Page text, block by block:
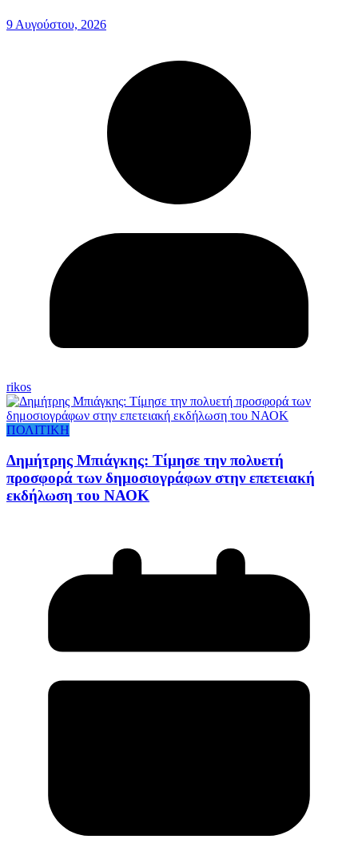
9 Αυγούστου, 2026
rikos
ΠΟΛΙΤΙΚΗ
Δημήτρης Μπιάγκης: Τίμησε την πολυετή
προσφορά των δημοσιογράφων στην επετειακή
εκδήλωση του ΝΑΟΚ